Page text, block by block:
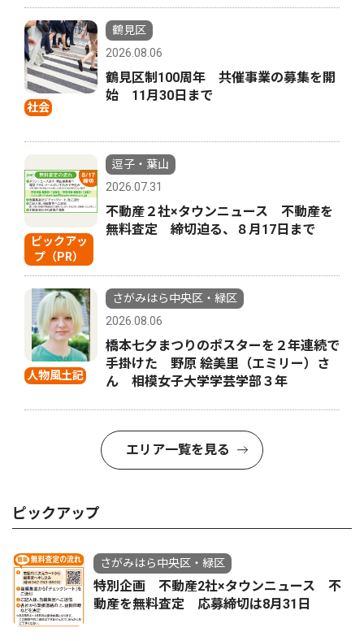
社会
鶴見区
2026.08.06
鶴見区制100周年 共催事業の募集を開
始 11月30日まで
ピックアッ
プ（PR）
逗子・葉山
2026.07.31
不動産２社×タウンニュース 不動産を
無料査定 締切迫る、８月17日まで
人物風土記
さがみはら中央区・緑区
2026.08.06
橋本七夕まつりのポスターを２年連続で
手掛けた 野原 絵美里（エミリー）さ
ん 相模女子大学学芸学部３年
エリア一覧を見る
ピックアップ
さがみはら中央区・緑区
特別企画 不動産2社×タウンニュース 不
動産を無料査定 応募締切は8月31日